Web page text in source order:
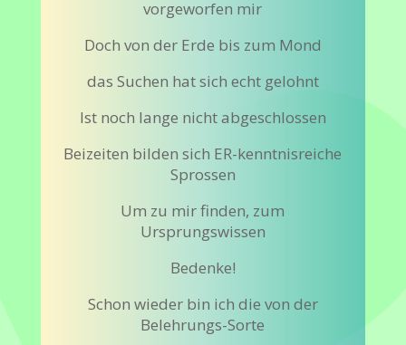
vorgeworfen mir
Doch von der Erde bis zum Mond
das Suchen hat sich echt gelohnt
Ist noch lange nicht abgeschlossen
Beizeiten bilden sich ER-kenntnisreiche
Sprossen
Um zu mir finden, zum
Ursprungswissen
Bedenke!
Schon wieder bin ich die von der
Belehrungs-Sorte